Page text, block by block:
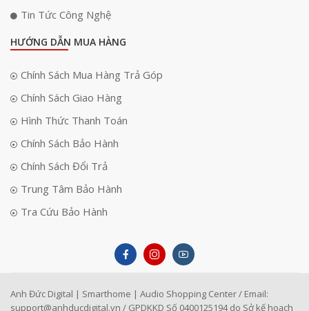
Tin Tức Công Nghệ
HƯỚNG DẪN MUA HÀNG
Chính Sách Mua Hàng Trả Góp
Chính Sách Giao Hàng
Hình Thức Thanh Toán
Chính Sách Bảo Hành
Chính Sách Đổi Trả
Trung Tâm Bảo Hành
Tra Cứu Bảo Hành
Anh Đức Digital | Smarthome | Audio Shopping Center / Email:
support@anhducdigital.vn / GPDKKD Số 0400125194 do Sở kế hoạch